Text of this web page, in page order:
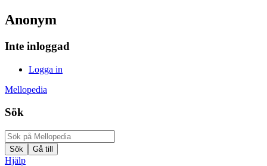
Anonym
Inte inloggad
Logga in
Mellopedia
Sök
Hjälp